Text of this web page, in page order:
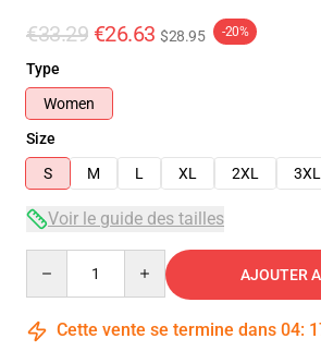
€33.29 €26.63 $28.95 -20%
Type
Women
Size
S
M L XL 2XL 3XL
Voir le guide des tailles
AJOUTER
Cette vente se termine dans 04: